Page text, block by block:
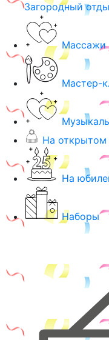
Загородный
Массажи
Мастер-
На открытом
На
Наборы